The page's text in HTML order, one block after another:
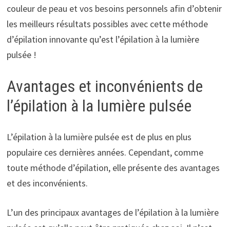
couleur de peau et vos besoins personnels afin d’obtenir
les meilleurs résultats possibles avec cette méthode
d’épilation innovante qu’est l’épilation à la lumière
pulsée !
Avantages et inconvénients de
l’épilation à la lumière pulsée
L’épilation à la lumière pulsée est de plus en plus
populaire ces dernières années. Cependant, comme
toute méthode d’épilation, elle présente des avantages
et des inconvénients.
L’un des principaux avantages de l’épilation à la lumière